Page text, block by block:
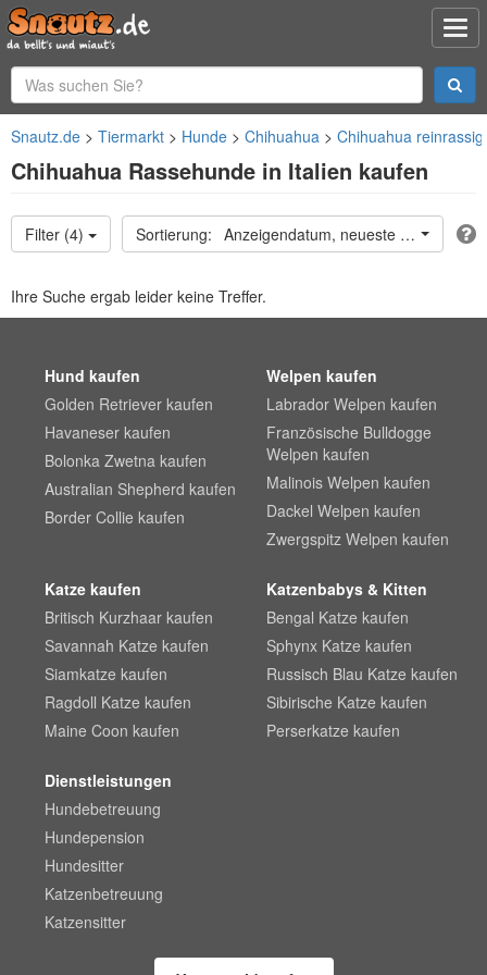
Snautz.de Tiermarkt Hunde Chihuahua Chihuahua reinrassig
Chihuahua Rassehunde in Italien kaufen
Filter (4) Anzeigendatum, neueste oben
Ihre Suche ergab leider keine Treffer.
Hund kaufen
Golden Retriever kaufen
Havaneser kaufen
Bolonka Zwetna kaufen
Australian Shepherd kaufen
Border Collie kaufen
Welpen kaufen
Labrador Welpen kaufen
Französische Bulldogge
Welpen kaufen
Malinois Welpen kaufen
Dackel Welpen kaufen
Zwergspitz Welpen kaufen
Katze kaufen
Britisch Kurzhaar kaufen
Savannah Katze kaufen
Siamkatze kaufen
Ragdoll Katze kaufen
Maine Coon kaufen
Katzenbabys & Kitten
Bengal Katze kaufen
Sphynx Katze kaufen
Russisch Blau Katze kaufen
Sibirische Katze kaufen
Perserkatze kaufen
Dienstleistungen
Hundebetreuung
Hundepension
Hundesitter
Katzenbetreuung
Katzensitter